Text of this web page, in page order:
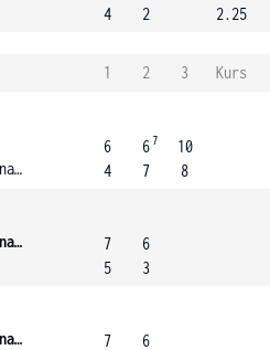
4
2
2.25
1 2 3
Kurs
Vega Hernandez
6
4
67
7
10
8
Vega Hernandez
7
5
6
3
Vega Hernandez
7
6